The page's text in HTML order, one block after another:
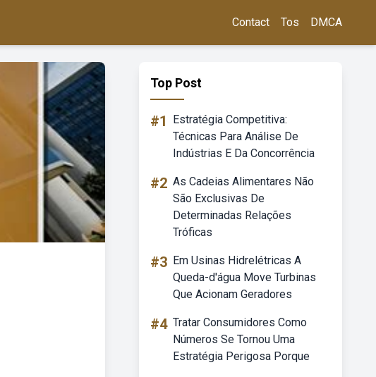
Contact Tos DMCA
Top Post
#1
Estratégia Competitiva:
Técnicas Para Análise De
Indústrias E Da Concorrência
#2 As Cadeias Alimentares Não
São Exclusivas De
Determinadas Relações
Tróficas
#3 Em Usinas Hidrelétricas A
Queda-d'água Move Turbinas
Que Acionam Geradores
#4 Tratar Consumidores Como
Números Se Tornou Uma
Estratégia Perigosa Porque